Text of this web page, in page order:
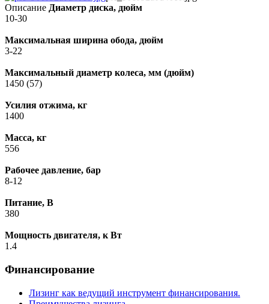
Описание Диаметр диска, дюйм
10-30
Максимальная ширина обода, дюйм
3-22
Максимальный диаметр колеса, мм (дюйм)
1450 (57)
Усилия отжима, кг
1400
Масса, кг
556
Рабочее давление, бар
8-12
Питание, В
380
Мощность двигателя, к Вт
1.4
Финансирование
Лизинг как ведущий инструмент финансирования.